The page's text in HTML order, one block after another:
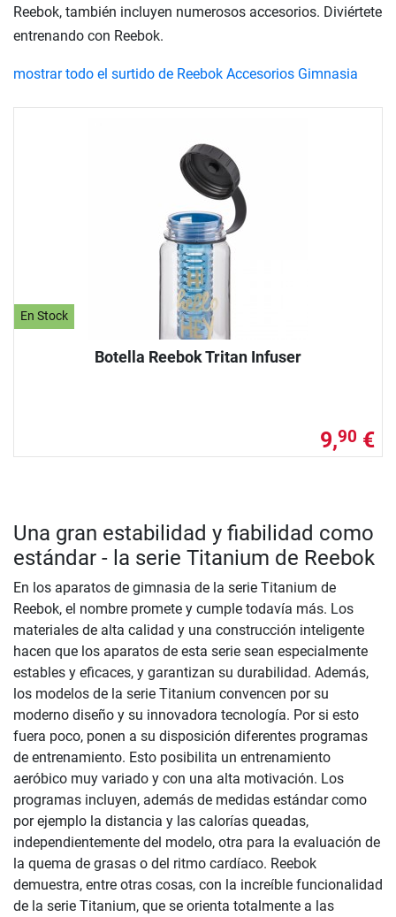
En Stock
Botella Reebok Tritan Infuser
9,90 €
Reebok, también incluyen numerosos accesorios. Diviértete
entrenando con Reebok.
mostrar todo el surtido de Reebok Accesorios Gimnasia
Una gran estabilidad y fiabilidad como
estándar - la serie Titanium de Reebok
En los aparatos de gimnasia de la serie Titanium de
Reebok, el nombre promete y cumple todavía más. Los
materiales de alta calidad y una construcción inteligente
hacen que los aparatos de esta serie sean especialmente
estables y eficaces, y garantizan su durabilidad. Además,
los modelos de la serie Titanium convencen por su
moderno diseño y su innovadora tecnología. Por si esto
fuera poco, ponen a su disposición diferentes programas
de entrenamiento. Esto posibilita un entrenamiento
aeróbico muy variado y con una alta motivación. Los
programas incluyen, además de medidas estándar como
por ejemplo la distancia y las calorías queadas,
independientemente del modelo, otra para la evaluación de
la quema de grasas o del ritmo cardíaco. Reebok
demuestra, entre otras cosas, con la increíble funcionalidad
de la serie Titanium, que se orienta totalmente a las